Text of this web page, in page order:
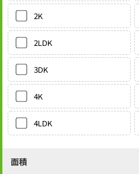
2K
2LDK
3DK
4K
4LDK
面積